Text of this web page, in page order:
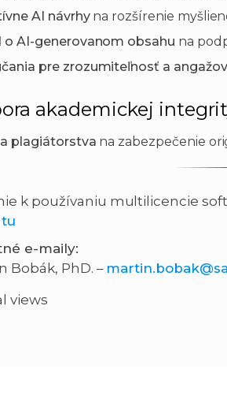
AI návrhyna rozšírenie
o AI-generovanom obsahu na
pre zrozumiteľnosť a
akademickej
plagiátorstva na zabezpečenie
k používaniu multilicencie
tu
e-maily:
Bobák, PhD. –
views